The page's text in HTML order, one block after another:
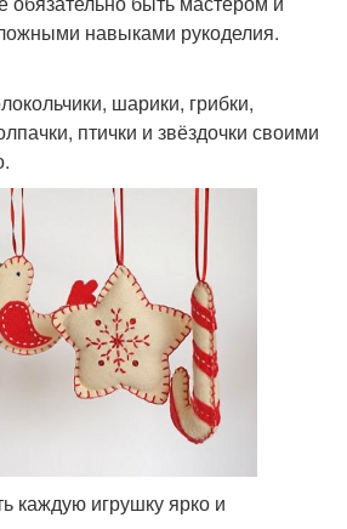
навыками рукоделия.
шарики, грибки,
птички и звёздочки своими
каждую игрушку ярко и